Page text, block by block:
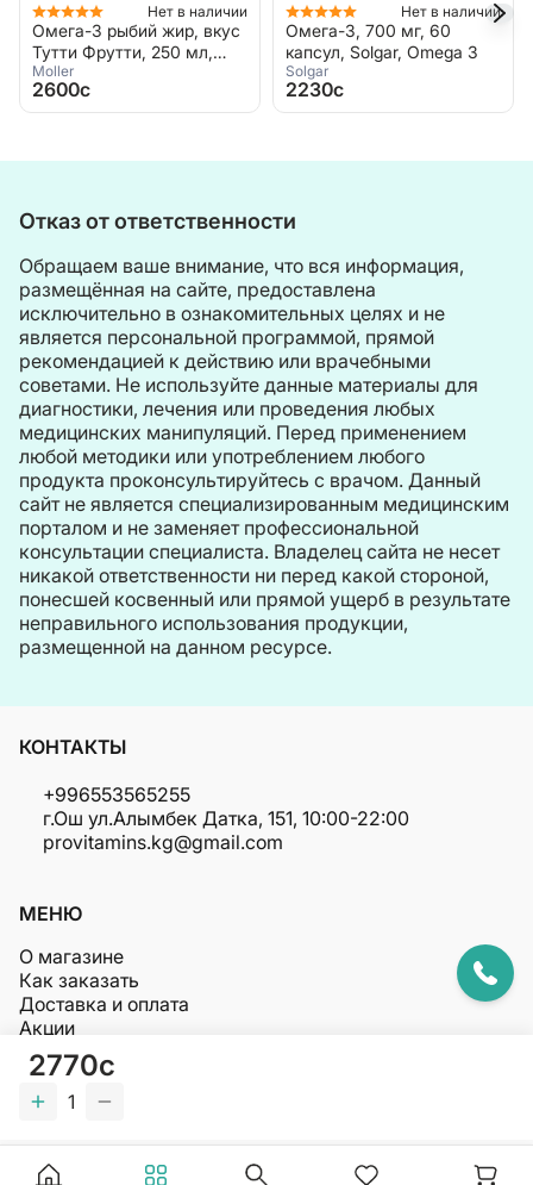
1
2770c
Нет в наличии
Омега-3 рыбий жир, вкус
Тутти Фрутти, 250 мл,
Moller, Мёллер
Moller
2600c
Нет в наличии
Омега-3, 700 мг, 60
капсул, Solgar, Omega 3
Solgar
2230c
Отказ от ответственности
Обращаем ваше внимание, что вся информация,
размещённая на сайте, предоставлена
исключительно в ознакомительных целях и не
является персональной программой, прямой
рекомендацией к действию или врачебными
советами. Не используйте данные материалы для
диагностики, лечения или проведения любых
медицинских манипуляций. Перед применением
любой методики или употреблением любого
продукта проконсультируйтесь с врачом. Данный
сайт не является специализированным медицинским
порталом и не заменяет профессиональной
консультации специалиста. Владелец сайта не несет
никакой ответственности ни перед какой стороной,
понесшей косвенный или прямой ущерб в результате
неправильного использования продукции,
размещенной на данном ресурсе.
КОНТАКТЫ
+996553565255
г.Ош ул.Алымбек Датка, 151, 10:00-22:00
provitamins.kg@gmail.com
МЕНЮ
О магазине
Как заказать
Доставка и оплата
Акции
Полезное
© Права защищены PROVITAMINS 2026